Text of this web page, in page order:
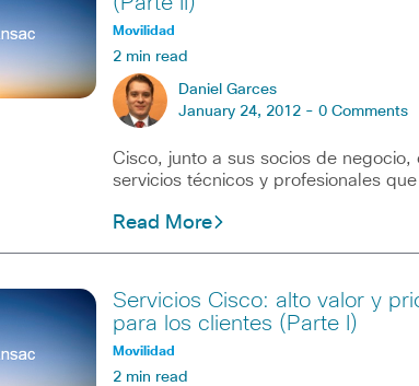
Movilidad
2 min read
Daniel Garces
January 24, 2012 - 0 Comments
Cisco, junto a sus socios de
servicios técnicos y profesionales
Read More
Servicios Cisco: alto valor y
para los clientes (Parte I)
Movilidad
2 min read